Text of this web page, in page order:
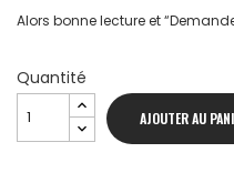
Alors bonne lecture et
Quantité
AJOUTER AU